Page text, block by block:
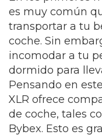
es muy común
transportar a tu
coche. Sin
incomodar a tu
dormido para
Pensando en
XLR ofrece
de coche, tales
Bybex. Esto es